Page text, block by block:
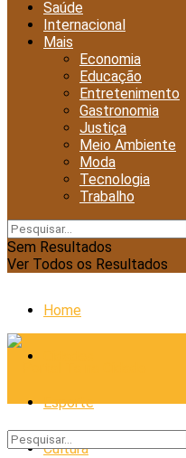
Saúde
Internacional
Mais
Economia
Educação
Entretenimento
Gastronomia
Justiça
Meio Ambiente
Moda
Tecnologia
Trabalho
Sem Resultados
Ver Todos os Resultados
Home
Esporte
Cultura